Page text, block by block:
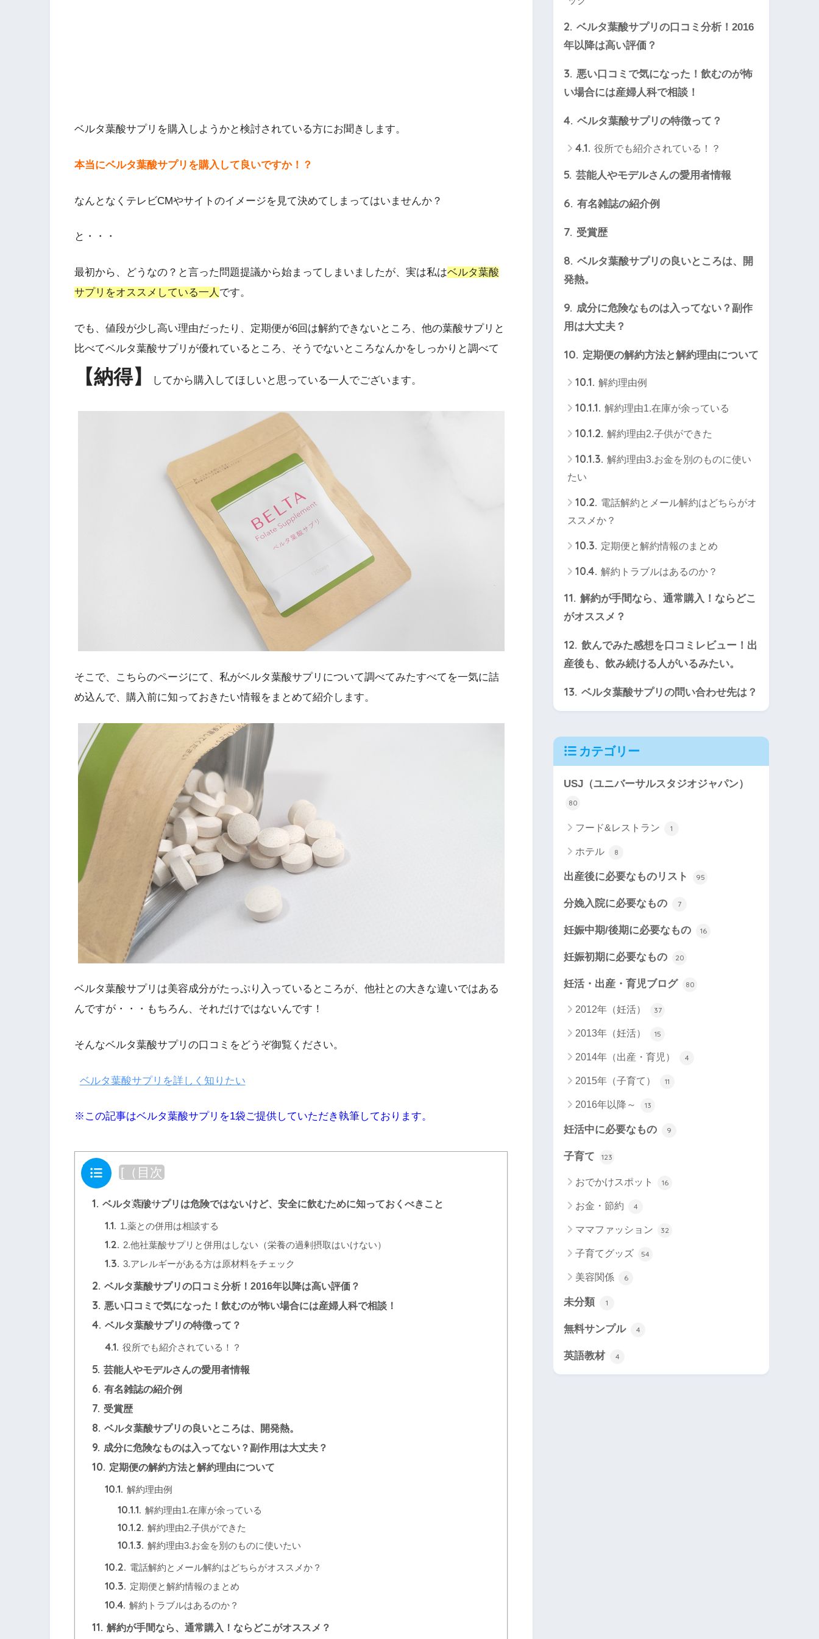
ベルタ葉酸サプリを購入しようかと検討されている方にお聞きします。
本当にベルタ葉酸サプリを購入して良いですか！？
なんとなくテレビCMやサイトのイメージを見て決めてしまってはいませんか？
と・・・
最初から、どうなの？と言った問題提議から始まってしまいましたが、実は私はベルタ葉酸
サプリをオススメしている一人 です。
でも、値段が少し高い理由だったり、定期便が6回は解約できないところ、他の葉酸サプリと
比べてベルタ葉酸サプリが優れているところ、そうでないところなんかをしっかりと調べて
【納得】 してから購入してほしいと思っている一人でございます。
そこで、こちらのページにて、私がベルタ葉酸サプリについて調べてみたすべてを一気に詰
め込んで、購入前に知っておきたい情報をまとめて紹介します。
ベルタ葉酸サプリは美容成分がたっぷり入っているところが、他社との大きな違いではある
んですが・・・もちろん、それだけではないんです！
そんなベルタ葉酸サプリの口コミをどうぞ御覧ください。
ベルタ葉酸サプリを詳しく知りたい
※この記事はベルタ葉酸サプリを1袋ご提供していただき執筆しております。
目次 [ （目次
る）]
1. ベルタ葉酸サプリは危険ではないけど、安全に飲むために知っておくべきこと
1.1. 1.薬との併用は相談する
1.2. 2.他社葉酸サプリと併用はしない（栄養の過剰摂取はいけない）
1.3. 3.アレルギーがある方は原材料をチェック
2. ベルタ葉酸サプリの口コミ分析！2016年以降は高い評価？
3. 悪い口コミで気になった！飲むのが怖い場合には産婦人科で相談！
4. ベルタ葉酸サプリの特徴って？
4.1. 役所でも紹介されている！？
5. 芸能人やモデルさんの愛用者情報
6. 有名雑誌の紹介例
7. 受賞歴
8. ベルタ葉酸サプリの良いところは、開発熱。
9. 成分に危険なものは入ってない？副作用は大丈夫？
10. 定期便の解約方法と解約理由について
10.1. 解約理由例
10.1.1. 解約理由1.在庫が余っている
10.1.2. 解約理由2.子供ができた
10.1.3. 解約理由3.お金を別のものに使いたい
10.2. 電話解約とメール解約はどちらがオススメか？
10.3. 定期便と解約情報のまとめ
10.4. 解約トラブルはあるのか？
11. 解約が手間なら、通常購入！ならどこがオススメ？
2. ベルタ葉酸サプリの口コミ分析！2016
年以降は高い評価？
3. 悪い口コミで気になった！飲むのが怖
い場合には産婦人科で相談！
4. ベルタ葉酸サプリの特徴って？
4.1. 役所でも紹介されている！？
5. 芸能人やモデルさんの愛用者情報
6. 有名雑誌の紹介例
7. 受賞歴
8. ベルタ葉酸サプリの良いところは、開
発熱。
9. 成分に危険なものは入ってない？副作
用は大丈夫？
10. 定期便の解約方法と解約理由について
10.1. 解約理由例
10.1.1. 解約理由1.在庫が余っている
10.1.2. 解約理由2.子供ができた
10.1.3. 解約理由3.お金を別のものに使い
たい
10.2. 電話解約とメール解約はどちらがオ
ススメか？
10.3. 定期便と解約情報のまとめ
10.4. 解約トラブルはあるのか？
11. 解約が手間なら、通常購入！ならどこ
がオススメ？
12. 飲んでみた感想を口コミレビュー！出
産後も、飲み続ける人がいるみたい。
13. ベルタ葉酸サプリの問い合わせ先は？
カテゴリー
USJ（ユニバーサルスタジオジャパン）
80
フード&レストラン 1
ホテル 8
出産後に必要なものリスト 95
分娩入院に必要なもの 7
妊娠中期/後期に必要なもの 16
妊娠初期に必要なもの 20
妊活・出産・育児ブログ 80
2012年（妊活） 37
2013年（妊活） 15
2014年（出産・育児） 4
2015年（子育て） 11
2016年以降～ 13
妊活中に必要なもの 9
子育て 123
おでかけスポット 16
お金・節約 4
ママファッション 32
子育てグッズ 54
美容関係 6
未分類 1
無料サンプル 4
英語教材 4